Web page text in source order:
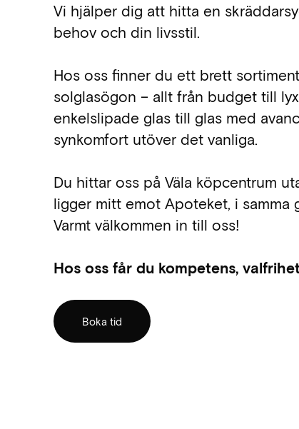
Vi hjälper dig att hitta en
behov och din livsstil.
Hos oss finner du ett brett
solglasögon – allt från budget till
enkelslipade glas till glas med
synkomfort utöver det vanliga.
Du hittar oss på Väla köpcentrum
ligger mitt emot Apoteket, i samma
Varmt välkommen in till oss!
Hos oss får du kompetens,
Boka tid